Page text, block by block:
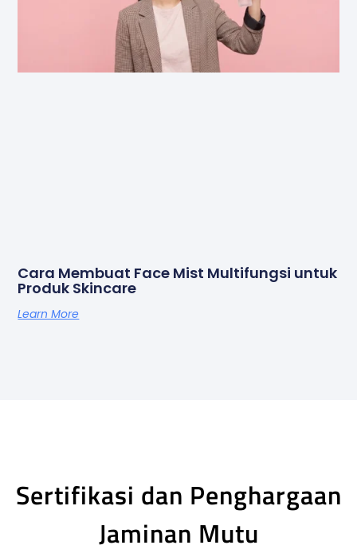
Cara Membuat Face Mist Multifungsi untuk
Produk Skincare
Learn More
Sertifikasi dan Penghargaan
Jaminan Mutu